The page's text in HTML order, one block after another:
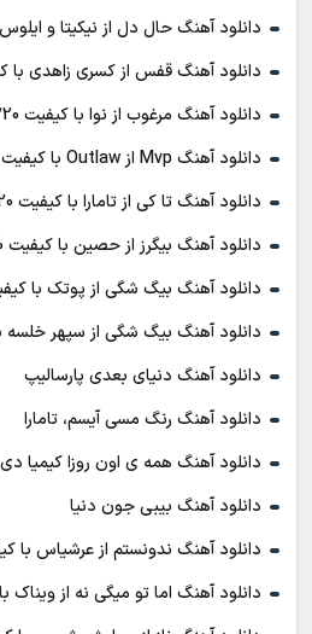
دانلود آهنگ حال دل از نیکیتا و ایلوس با کیفیت
دانلود آهنگ قفس از کسری زاهدی با کیفیت 320 +
دانلود آهنگ مرغوب از نوا با کیفیت 320 + متن آهنگ
دانلود آهنگ Mvp از Outlaw با کیفیت 320 + متن آهنگ
دانلود آهنگ تا کی از تامارا با کیفیت 320 + متن آهنگ
دانلود آهنگ بیگرز از حصین با کیفیت 320 + متن آهنگ
دانلود آهنگ بیگ شگی از پوتک با کیفیت 320 + متن
دانلود آهنگ بیگ شگی از سپهر خلسه با کیفیت
دانلود آهنگ دنیای بعدی پارسالیپ
دانلود آهنگ رنگ مسی آیسم، تامارا
دانلود آهنگ همه ی اون روزا
دانلود آهنگ بیبی جون دنیا
دانلود آهنگ ندونستم از عرشیاس با کیفیت 320 +
دانلود آهنگ اما تو میگی نه از ویناک با کیفیت